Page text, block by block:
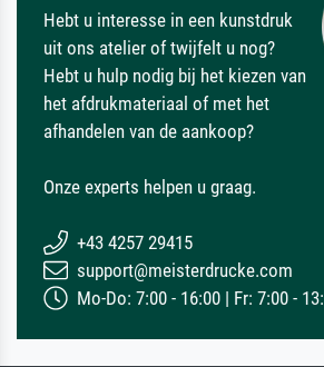
Hebt u interesse in een kunstdruk
uit ons atelier of twijfelt u nog?
Hebt u hulp nodig bij het kiezen van
het afdrukmateriaal of met het
afhandelen van de aankoop?
Onze experts helpen u graag.
+43 4257 29415
support@meisterdrucke.com
Mo-Do: 7:00 - 16:00 | Fr: 7:00 -